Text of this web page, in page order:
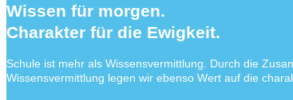
Wissen für morgen.
Charakter für die Ewigkeit.
Schule ist mehr als Wissensvermittlung. Durch die
Wissensvermittlung legen wir ebenso Wert auf die